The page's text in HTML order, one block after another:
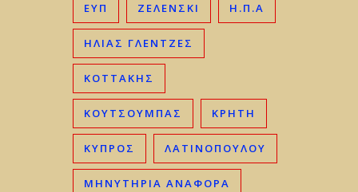
ΕΥΠ ΖΕΛΕΝΣΚΙ Η.Π.Α
ΗΛΊΑΣ ΓΛΕΝΤΖΈΣ
ΚΟΤΤΑΚΗΣ
ΚΟΥΤΣΟΥΜΠΑΣ ΚΡΉΤΗ
ΚΎΠΡΟΣ ΛΑΤΙΝΟΠΟΥΛΟΥ
ΜΗΝΥΤΗΡΙΑ ΑΝΑΦΟΡΑ